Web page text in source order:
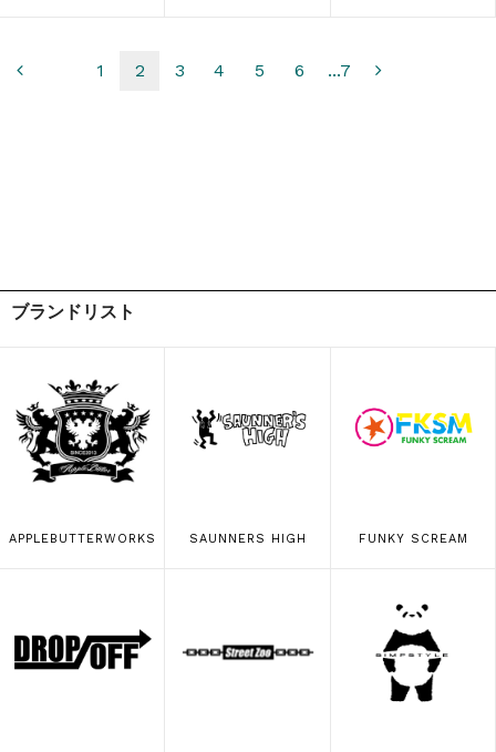
1 2 3 4 5 6 ...7
ブランドリスト
APPLEBUTTERWORKS SAUNNERS HIGH FUNKY SCREAM